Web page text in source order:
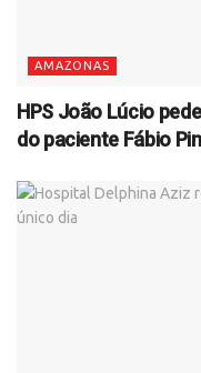
AMAZONAS
HPS João Lúcio
do paciente Fábio